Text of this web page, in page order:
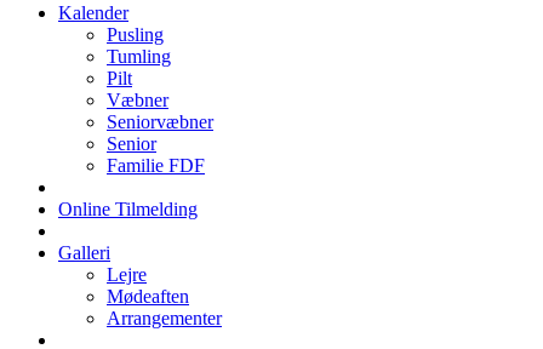
Kalender
Pusling
Tumling
Pilt
Væbner
Seniorvæbner
Senior
Familie FDF
Online Tilmelding
Galleri
Lejre
Mødeaften
Arrangementer